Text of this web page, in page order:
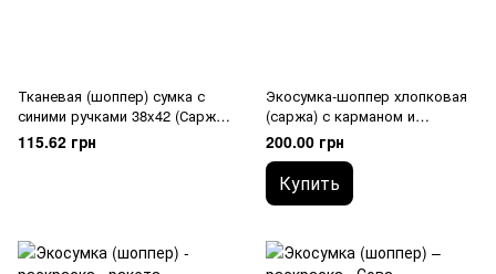
Тканевая (шоппер) сумка с
синими ручками 38x42 (Саржа
240 гр/м2)
115.62 грн
Экосумка-шоппер хлопковая
(саржа) с карманом и
оранжевыми ручками,
43.5×40.5×14 см
200.00 грн
Купить